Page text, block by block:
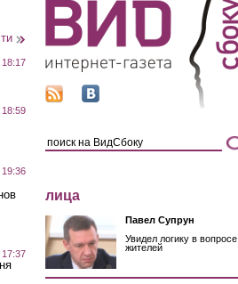
18:17
18:59
19:36
лица
Павел Супрун
Увидел логику в вопросе
жителей